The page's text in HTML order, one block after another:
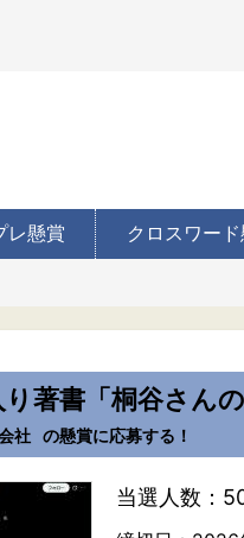
レ懸賞 クロスワー
著書「桐谷さんの
社 の懸賞に応募する！
当選人数：